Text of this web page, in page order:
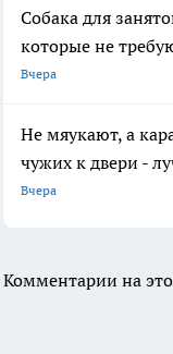
Собака для
которые не
Вчера
Не мяукают, а
чужих к двери -
Вчера
Комментарии на